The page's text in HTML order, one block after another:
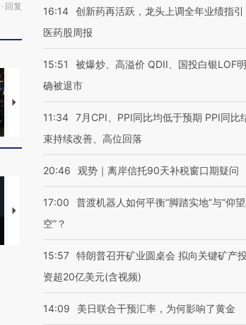
· 回复
视线｜“入侵”还是“人道危
机”？难民潮撕裂西班牙
湖北宜昌局部短时降雨
128毫米 紧急转移近
哈
雨
【推广】走进第四届链博
会，让数智科技“链”接产
有意思的生活方式·第三对
住
16:14 创新药再活跃，龙头上调全年业绩指引
医药股周报
15:51
被爆炒、高溢价 QDII、国投白银LOF明
确被退市
11:34 7月CPI、PPI同比均低于预期 PPI同比
束持续改善、高位回落
20:46 观势｜离岸信托90天补税窗口期疑问
17:00
普渡机器人如何平衡“脚踏实地”与“仰
空”？
15:57 特朗普召开矿业圆桌会 拟向关键矿产投
资超20亿美元(含视频)
14:09 美日联合干预汇率，为何影响了黄金